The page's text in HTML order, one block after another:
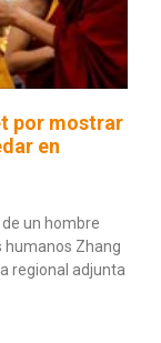
por mostrar
en
un hombre
humanos Zhang
regional adjunta